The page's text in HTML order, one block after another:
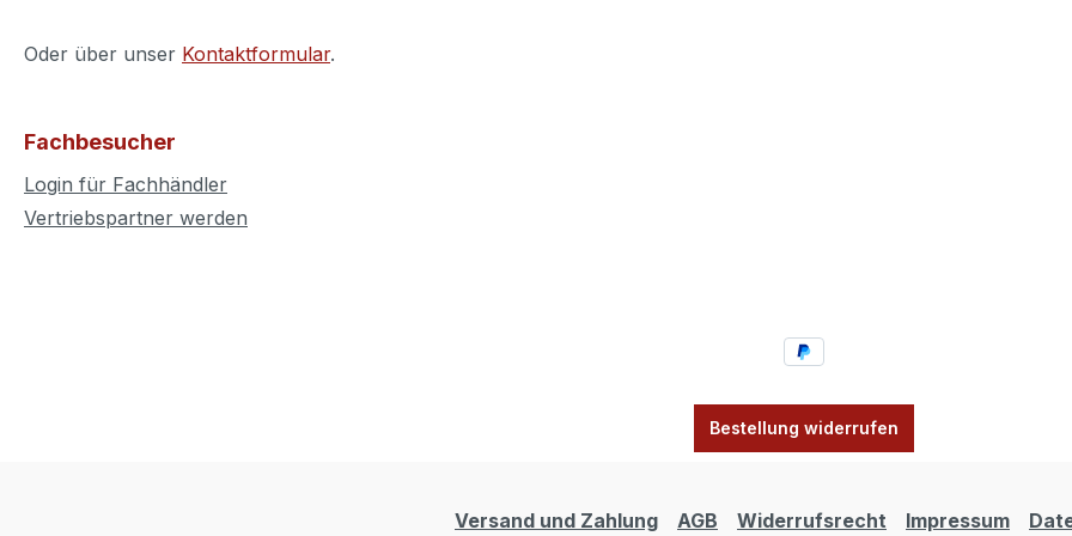
Oder über unser Kontaktformular.
Fachbesucher
Login für Fachhändler
Vertriebspartner werden
Bestellung widerrufen
Versand und Zahlung AGB Widerrufsrecht Impressum